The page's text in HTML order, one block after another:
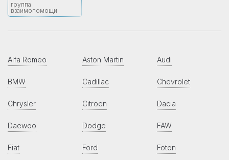
группа
взаимопомощи
Alfa Romeo Aston Martin Audi
BMW Cadillac Chevrolet
Chrysler Citroen Dacia
Daewoo Dodge FAW
Fiat Ford Foton